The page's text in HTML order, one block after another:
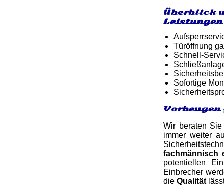
Überblick
Leistungen
Türöffnung
Schnell-
Sofortige
Wir beraten
immer weiter
fachmännisch
potentiellen
Einbrecher
dieQualität